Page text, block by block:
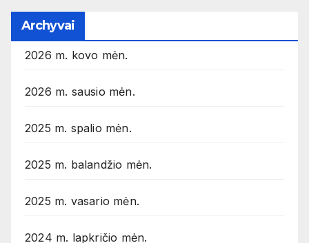
Archyvai
2026 m. kovo mėn.
2026 m. sausio mėn.
2025 m. spalio mėn.
2025 m. balandžio mėn.
2025 m. vasario mėn.
2024 m. lapkričio mėn.